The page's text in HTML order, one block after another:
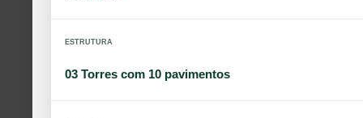
ESTRUTURA
03 Torres com 10 pavimentos